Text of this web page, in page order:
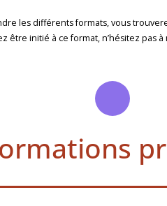
les différents formats, vous
être initié à ce format, n’hésitez pas